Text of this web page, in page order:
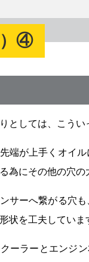
）④
としては、こうい
端が上手くオイ
為にその他の穴の
サーへ繋がる穴
状を工夫していま
ーラーとエンジ